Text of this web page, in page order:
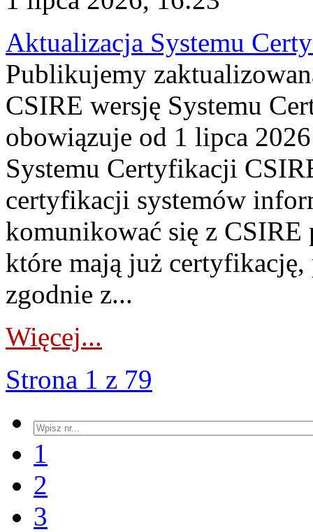
Aktualizacja Systemu
Publikujemy
CSIRE wersję Systemu
obowiązuje od 1 lipca
Systemu Certyfikacji
certyfikacji systemów
komunikować się z
które mają już
zgodnie z...
Więcej...
Strona 1 z 79
1
2
3